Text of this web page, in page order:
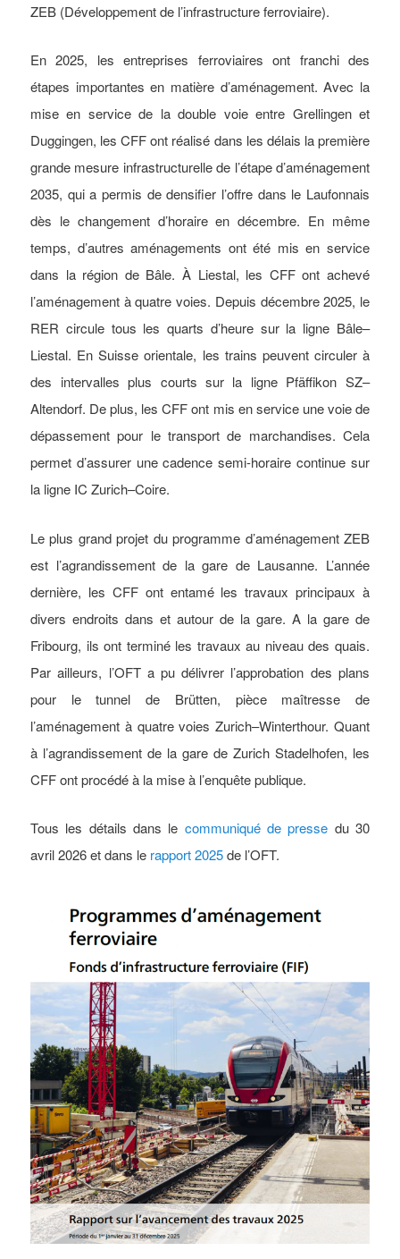
ZEB (Développement de l’infrastructure ferroviaire).
En 2025, les entreprises ferroviaires ont franchi des
étapes importantes en matière d’aménagement. Avec la
mise en service de la double voie entre Grellingen et
Duggingen, les CFF ont réalisé dans les délais la première
grande mesure infrastructurelle de l’étape d’aménagement
2035, qui a permis de densifier l’offre dans le Laufonnais
dès le changement d’horaire en décembre. En même
temps, d’autres aménagements ont été mis en service
dans la région de Bâle. À Liestal, les CFF ont achevé
l’aménagement à quatre voies. Depuis décembre 2025, le
RER circule tous les quarts d’heure sur la ligne Bâle–
Liestal. En Suisse orientale, les trains peuvent circuler à
des intervalles plus courts sur la ligne Pfäffikon SZ–
Altendorf. De plus, les CFF ont mis en service une voie de
dépassement pour le transport de marchandises. Cela
permet d’assurer une cadence semi-horaire continue sur
la ligne IC Zurich–Coire.
Le plus grand projet du programme d’aménagement ZEB
est l’agrandissement de la gare de Lausanne. L’année
dernière, les CFF ont entamé les travaux principaux à
divers endroits dans et autour de la gare. A la gare de
Fribourg, ils ont terminé les travaux au niveau des quais.
Par ailleurs, l’OFT a pu délivrer l’approbation des plans
pour le tunnel de Brütten, pièce maîtresse de
l’aménagement à quatre voies Zurich–Winterthour. Quant
à l’agrandissement de la gare de Zurich Stadelhofen, les
CFF ont procédé à la mise à l’enquête publique.
Tous les détails dans le communiqué de presse du 30
avril 2026 et dans le rapport 2025de l’OFT.